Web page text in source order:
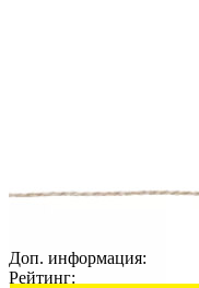
Доп. информация:
Рейтинг: